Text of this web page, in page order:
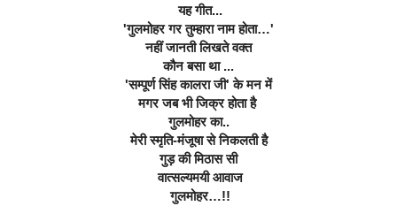
यह गीत...
'गुलमोहर गर तुम्हारा नाम होता…'
नहीं जानती लिखते वक्त
कौन बसा था ...
'सम्पूर्ण सिंह कालरा जी' के मन में
मगर जब भी जिक्र होता है
गुलमोहर का..
मेरी स्मृति-मंजूषा से निकलती है
गुड़ की मिठास सी
वात्सल्यमयी आवाज
गुलमोहर…!!